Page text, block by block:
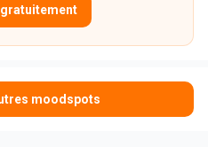
moodspots